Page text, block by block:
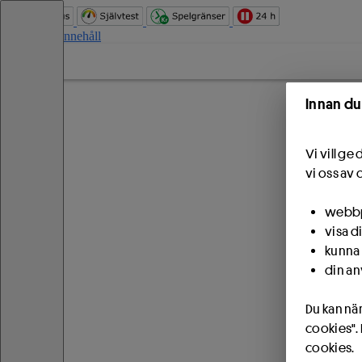
Hoppa till innehåll
Innan
Vi vill ge
vi oss av
visa
din
Du kan
cookies".
cookies.